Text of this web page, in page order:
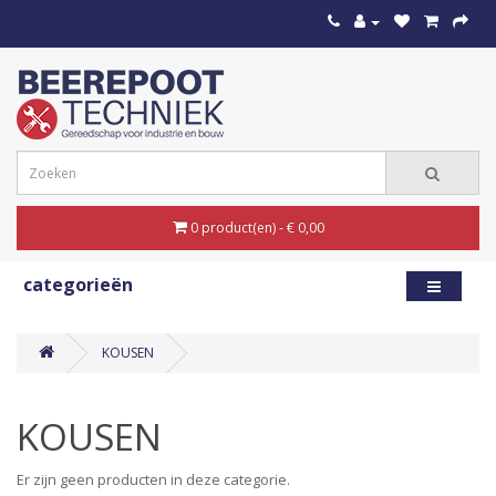
0 product(en) - € 0,00
categorieën
KOUSEN
KOUSEN
Er zijn geen producten in deze categorie.